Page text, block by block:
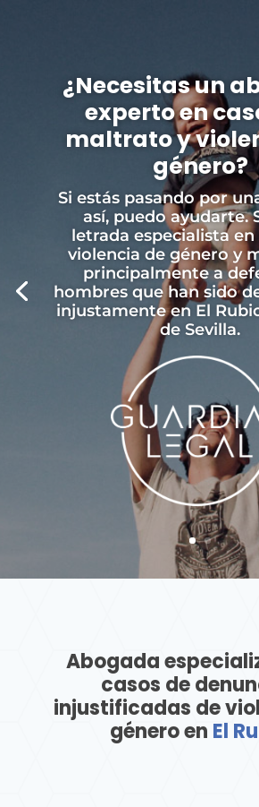
¿Necesitas un
experto en
maltrato y
género?
Si estás pasando por
así, puedo ayudarte.
letrada especialista en
violencia de género y
principalmente a
hombres que han sido
injustamente en El
de Sevilla.
Abogada
casos de
injustificadas de
género en El